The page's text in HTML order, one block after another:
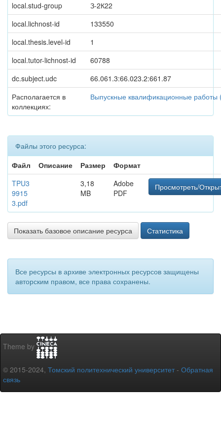
local.stud-group
З-2К22
local.lichnost-id
133550
local.thesis.level-id
1
local.tutor-lichnost-id
60788
dc.subject.udc
66.061.3:66.023.2:661.87
Располагается в
коллекциях:
Выпускные квалификационные работы
Файлы этого ресурса:
Файл
Описание Размер
Формат
TPU3
9915
3.pdf
3,18
MB
Adobe
PDF
Просмотреть/
Показать базовое описание ресурса Статистика
Все ресурсы в архиве электронных ресурсов защищены
авторским правом, все права сохранены.
Theme by
© 2015-2024, Томский политехнический университет - Обратная
связь